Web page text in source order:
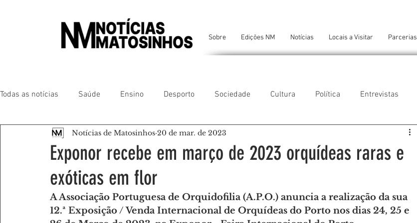
Sobre Edições NM Notícias Locais a Visitar Parcerias
Todas as notícias Saúde Ensino Desporto Sociedade Cultura Política Entrevistas
Matosinhos Leça da Palmeira Custóias Leça do Balio
São Mamede de Infesta Perafita
Gente da nossa Terra AMANTES DE ANIMAIS AMANTES DE CONFORTO AMANTES DE ARTE
Exponor recebe em março de 2023 orquídeas raras e
exóticas em flor
Notícias de Matosinhos 20 de mar. de 2023
A Associação Portuguesa de Orquidofilia (A.P.O.) anuncia a realização da sua
12.ª Exposição / Venda Internacional de Orquídeas do Porto nos dias 24, 25 e